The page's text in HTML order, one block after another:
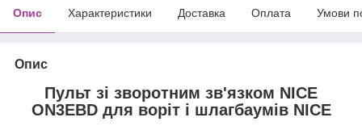
Опис Характеристики Доставка Оплата Умови
Опис
Пульт зі зворотним зв'язком NICE
ON3EBD для воріт і шлагбаумів NICE